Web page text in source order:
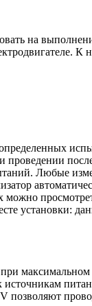
на
К
проведении
Любые
установки:
позволяют